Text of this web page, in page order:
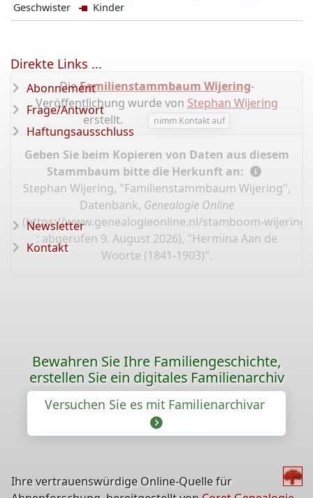
Geschwister
Kinder
DieFamilienstammbaum Wijering-
Veröffentlichung wurde von Stephan Wijering
erstellt.
nimm Kontakt auf
Geben Sie beim Kopieren von Daten aus diesem
Stammbaum bitte die Herkunft an:
Stephan Wijering, "Familienstammbaum Wijering",
Datenbank, Genealogie Online
(https://www.genealogieonline.nl/stamboom-wijering/
: abgerufen 9. August 2026), "Hermina Aan de
Woorte (1841-1903)".
Direkte Links ...
Abonnement
Frage/Antwort
Haftungsausschluss
Newsletter
Kontakt
Bewahren Sie Ihre Familiengeschichte,
erstellen Sie ein digitales Familienarchiv
Versuchen Sie es mit Familienarchivar
Ihre vertrauenswürdige Online-Quelle für